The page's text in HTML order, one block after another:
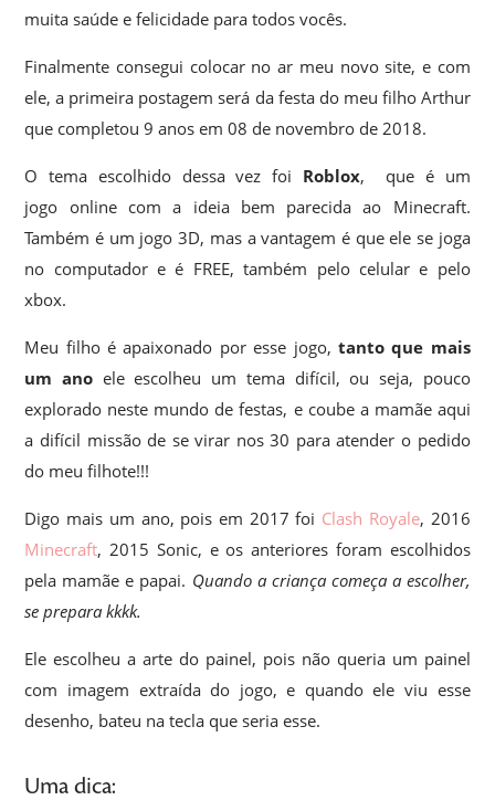
muita saúde e felicidade para todos vocês.
Finalmente consegui colocar no ar meu novo site, e com
ele, a primeira postagem será da festa do meu filho Arthur
que completou 9 anos em 08 de novembro de 2018.
O tema escolhido dessa vez foi Roblox, que é um
jogo online com a ideia bem parecida ao Minecraft.
Também é um jogo 3D, mas a vantagem é que ele se joga
no computador e é FREE, também pelo celular e pelo
xbox.
Meu filho é apaixonado por esse jogo, tanto que mais
um ano ele escolheu um tema difícil, ou seja, pouco
explorado neste mundo de festas, e coube a mamãe aqui
a difícil missão de se virar nos 30 para atender o pedido
do meu filhote!!!
Digo mais um ano, pois em 2017 foi Clash Royale, 2016
Minecraft, 2015 Sonic, e os anteriores foram escolhidos
pela mamãe e papai. Quando a criança começa a escolher,
se prepara kkkk.
Ele escolheu a arte do painel, pois não queria um painel
com imagem extraída do jogo, e quando ele viu esse
desenho, bateu na tecla que seria esse.
Uma dica: